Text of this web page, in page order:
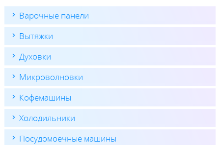
Варочные панели
Вытяжки
Духовки
Микроволновки
Кофемашины
Холодильники
Посудомоечные машины